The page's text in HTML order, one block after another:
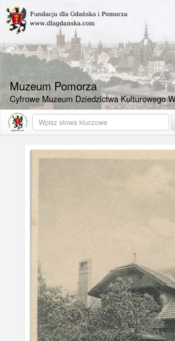
Muzeum Pomorza
Cyfrowe Muzeum Dziedzictwa Kulturowego